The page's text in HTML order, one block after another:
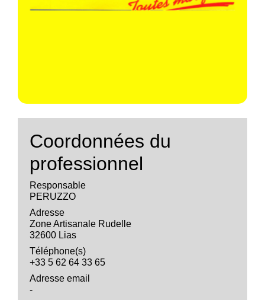
Coordonnées du
professionnel
Responsable
PERUZZO
Adresse
Zone Artisanale Rudelle
32600 Lias
Téléphone(s)
+33 5 62 64 33 65
Adresse email
-